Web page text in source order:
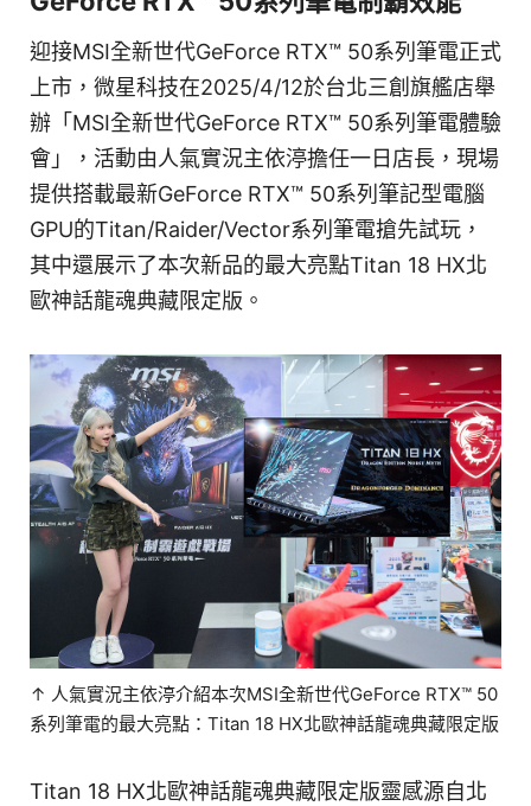
迎接MSI全新世代GeForce RTX™ 50系列筆電正式
上市，微星科技在2025/4/12於台北三創旗艦店舉
辦「MSI全新世代GeForce RTX™ 50系列筆電體驗
會」，活動由人氣實況主依渟擔任一日店長，現場
提供搭載最新GeForce RTX™ 50系列筆記型電腦
GPU的Titan/Raider/Vector系列筆電搶先試玩，
其中還展示了本次新品的最大亮點Titan 18 HX北
歐神話龍魂典藏限定版。
↑ 人氣實況主依渟介紹本次MSI全新世代GeForce RTX™ 50
系列筆電的最大亮點：Titan 18 HX北歐神話龍魂典藏限定版
Titan 18 HX北歐神話龍魂典藏限定版靈感源自北